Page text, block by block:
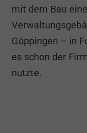
mit dem Bau
Göppingen – in
es schon der
nutzte.